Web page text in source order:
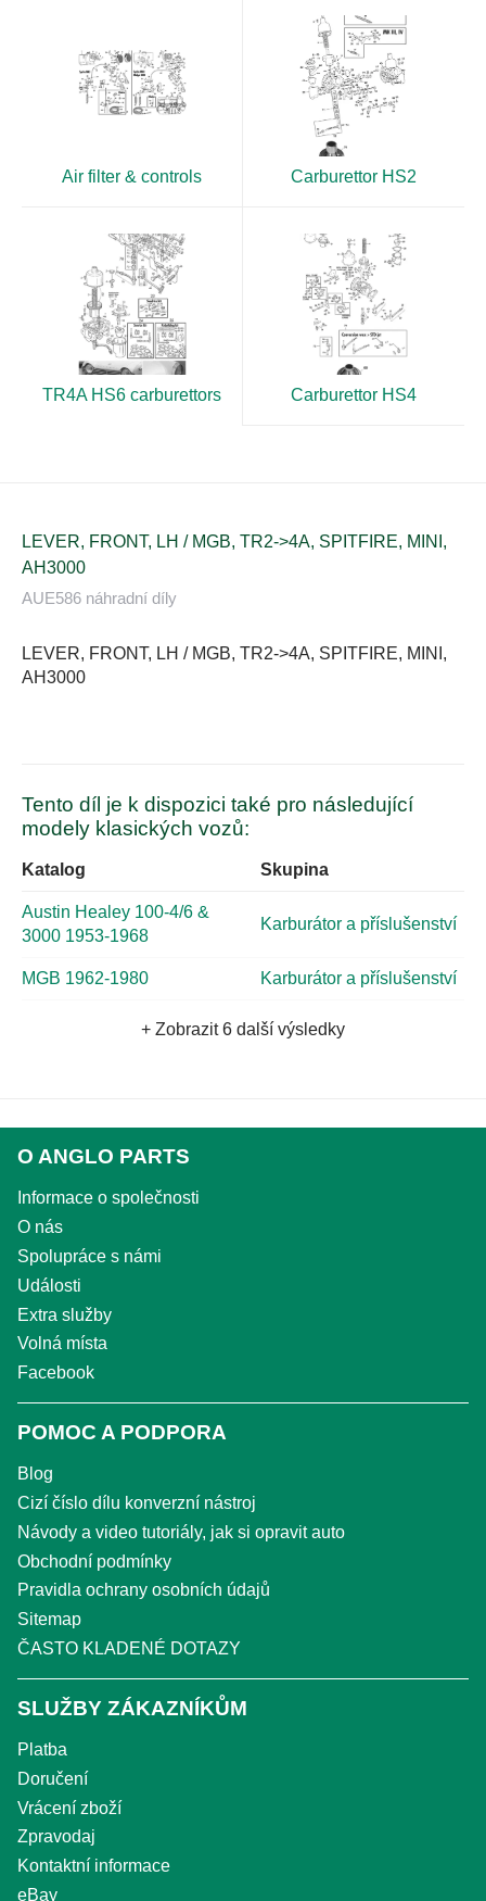
Air filter & controls Carburettor HS2
TR4A HS6 carburettors Carburettor HS4
LEVER, FRONT, LH / MGB, TR2->4A, SPITFIRE, MINI,
AH3000
AUE586 náhradní díly
LEVER, FRONT, LH / MGB, TR2->4A, SPITFIRE, MINI,
AH3000
Tento díl je k dispozici také pro následující
modely klasických vozů:
Katalog Skupina
Austin Healey 100-4/6 &
3000 1953-1968
Karburátor a příslušenství
MGB 1962-1980 Karburátor a příslušenství
+ Zobrazit 6 další výsledky
O ANGLO PARTS
Informace o společnosti
O nás
Spolupráce s námi
Události
Extra služby
Volná místa
Facebook
POMOC A PODPORA
Blog
Cizí číslo dílu konverzní nástroj
Návody a video tutoriály, jak si opravit auto
Obchodní podmínky
Pravidla ochrany osobních údajů
Sitemap
ČASTO KLADENÉ DOTAZY
SLUŽBY ZÁKAZNÍKŮM
Platba
Doručení
Vrácení zboží
Zpravodaj
Kontaktní informace
eBay